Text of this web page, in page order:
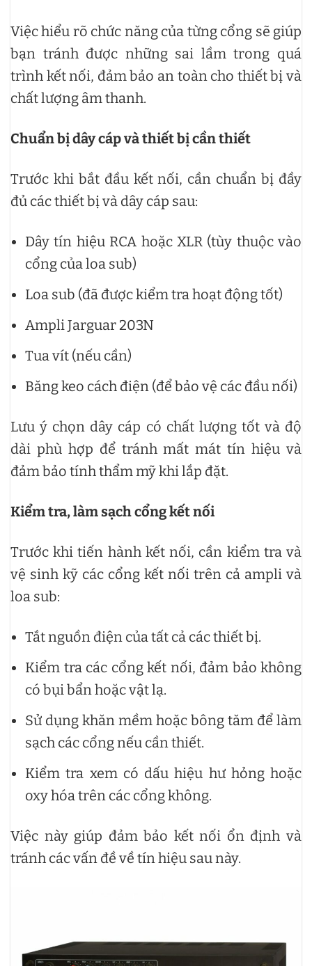
Việc hiểu rõ chức năng của từng cổng sẽ giúp
bạn tránh được những sai lầm trong quá
trình kết nối, đảm bảo an toàn cho thiết bị và
chất lượng âm thanh.
Chuẩn bị dây cáp và thiết bị cần thiết
Trước khi bắt đầu kết nối, cần chuẩn bị đầy
đủ các thiết bị và dây cáp sau:
Dây tín hiệu RCA hoặc XLR (tùy thuộc vào
cổng của loa sub)
Loa sub (đã được kiểm tra hoạt động tốt)
Ampli Jarguar 203N
Tua vít (nếu cần)
Băng keo cách điện (để bảo vệ các đầu nối)
Lưu ý chọn dây cáp có chất lượng tốt và độ
dài phù hợp để tránh mất mát tín hiệu và
đảm bảo tính thẩm mỹ khi lắp đặt.
Kiểm tra, làm sạch cổng kết nối
Trước khi tiến hành kết nối, cần kiểm tra và
vệ sinh kỹ các cổng kết nối trên cả ampli và
loa sub:
Tắt nguồn điện của tất cả các thiết bị.
Kiểm tra các cổng kết nối, đảm bảo không
có bụi bẩn hoặc vật lạ.
Sử dụng khăn mềm hoặc bông tăm để làm
sạch các cổng nếu cần thiết.
Kiểm tra xem có dấu hiệu hư hỏng hoặc
oxy hóa trên các cổng không.
Việc này giúp đảm bảo kết nối ổn định và
tránh các vấn đề về tín hiệu sau này.